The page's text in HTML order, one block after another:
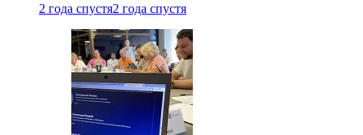
2 года спустя2 года спустя